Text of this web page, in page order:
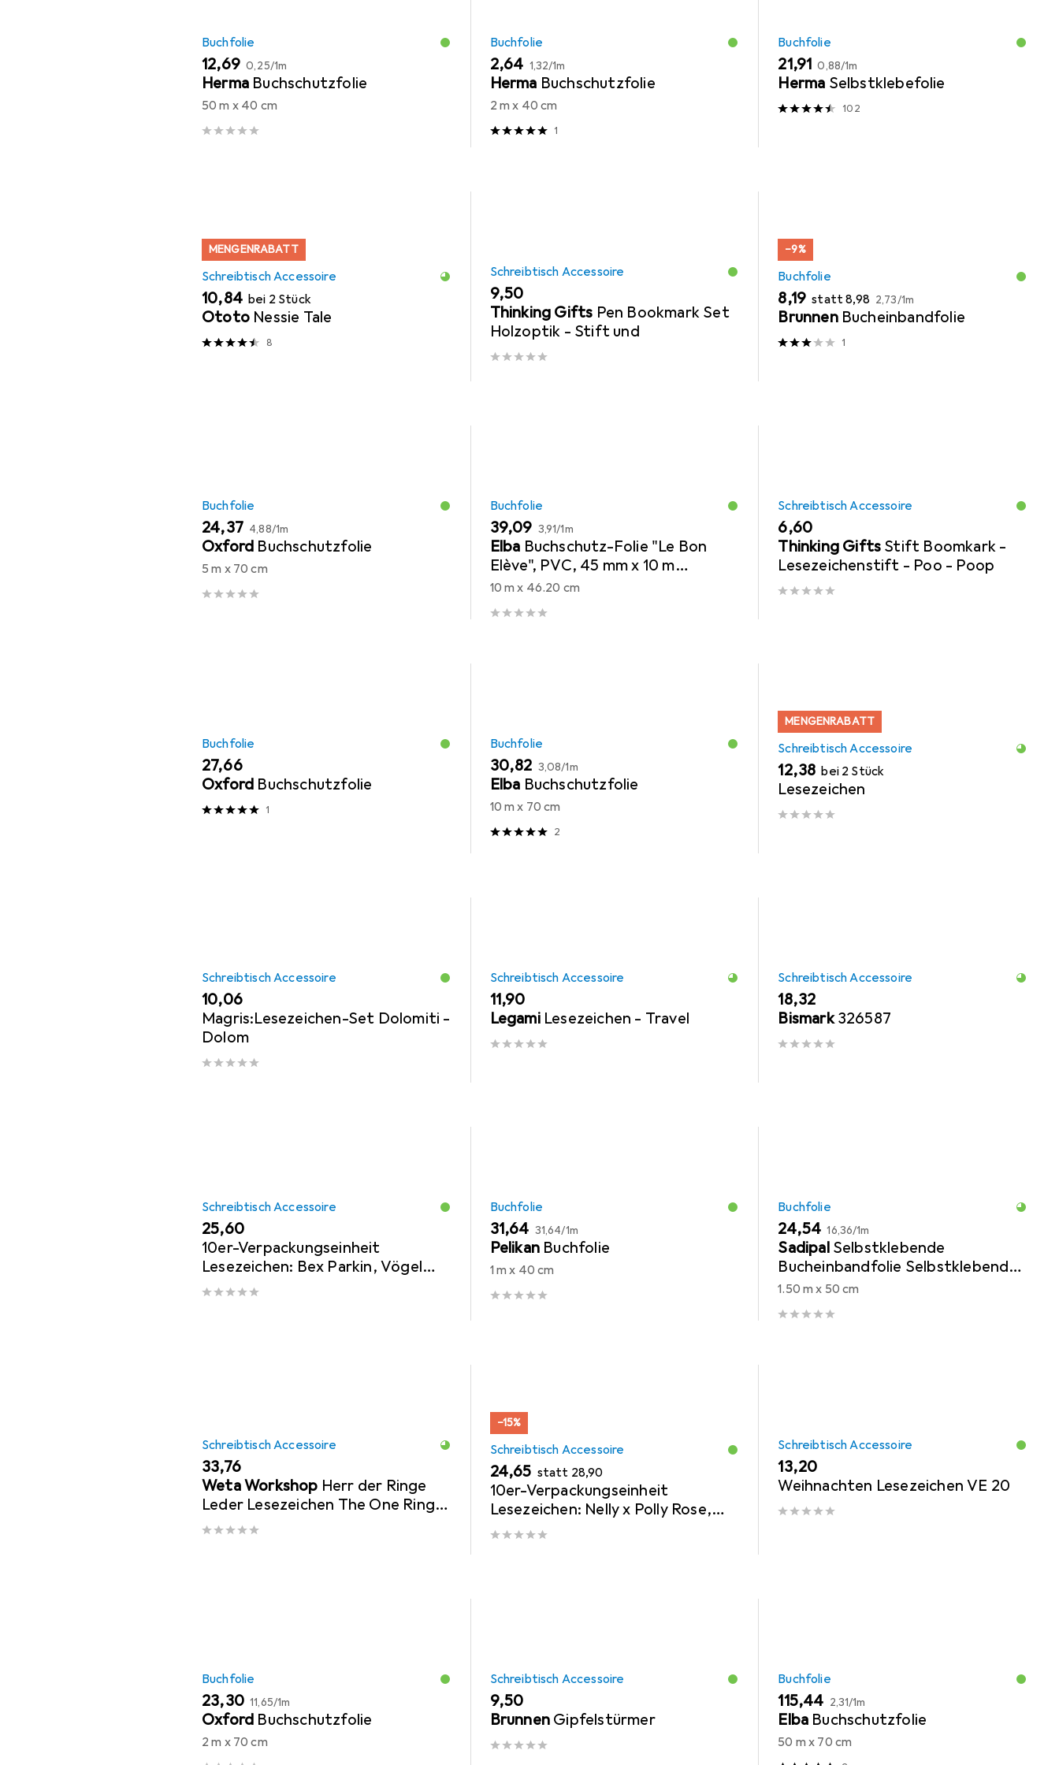
Buchfolie
EUR
12,69 EUR
0,25/1m
Herma Buchschutzfolie
50 m x 40 cm
Buchfolie
EUR
2,64 EUR
1,32/1m
Herma Buchschutzfolie
2 m x 40 cm
1
Buchfolie
EUR
21,91 EUR
0,88/1m
Herma Selbstklebefolie
102
MENGENRABATT
Schreibtisch Accessoire
EUR
10,84 bei 2 Stück
Ototo Nessie Tale
8
Schreibtisch Accessoire
EUR
9,50
Thinking Gifts Pen Bookmark Set
Holzoptik - Stift und
−9%
Buchfolie
EUR
8,19 stattEUR
8,98 EUR
2,73/1m
Brunnen Bucheinbandfolie
1
Buchfolie
EUR
24,37 EUR
4,88/1m
Oxford Buchschutzfolie
5 m x 70 cm
Buchfolie
EUR
39,09 EUR
3,91/1m
Elba Buchschutz-Folie "Le Bon
Elève", PVC, 45 mm x 10 m
transparent, zum Schutz von
Büchern
10 m x 46.20 cm
Schreibtisch Accessoire
EUR
6,60
Thinking Gifts Stift Boomkark -
Lesezeichenstift - Poo - Poop
Buchfolie
EUR
27,66
Oxford Buchschutzfolie
1
Buchfolie
EUR
30,82 EUR
3,08/1m
Elba Buchschutzfolie
10 m x 70 cm
2
MENGENRABATT
Schreibtisch Accessoire
EUR
12,38 bei 2 Stück
Lesezeichen
Schreibtisch Accessoire
EUR
10,06
Magris:Lesezeichen-Set Dolomiti -
Dolom
Schreibtisch Accessoire
EUR
11,90
Legami Lesezeichen - Travel
Schreibtisch Accessoire
EUR
18,32
Bismark 326587
Schreibtisch Accessoire
EUR
25,60
10er-Verpackungseinheit
Lesezeichen: Bex Parkin, Vögel
und Blumen
Buchfolie
EUR
31,64 EUR
31,64/1m
Pelikan Buchfolie
1 m x 40 cm
Buchfolie
EUR
24,54 EUR
16,36/1m
Sadipal Selbstklebende
Bucheinbandfolie Selbstklebend
0,5 x 1,5 m Durchsichtig 25 Stück
1.50 m x 50 cm
Schreibtisch Accessoire
EUR
33,76
Weta Workshop Herr der Ringe
Leder Lesezeichen The One Ring
Inscription
−15%
Schreibtisch Accessoire
EUR
24,65 statt EUR
28,90
10er-Verpackungseinheit
Lesezeichen: Nelly x Polly Rose,
Lassen sie mich nicht so zurück
Schreibtisch Accessoire
EUR
13,20
Weihnachten Lesezeichen VE 20
Buchfolie
EUR
23,30 EUR
11,65/1m
Oxford Buchschutzfolie
2 m x 70 cm
Schreibtisch Accessoire
EUR
9,50
Brunnen Gipfelstürmer
Buchfolie
EUR
115,44 EUR
2,31/1m
Elba Buchschutzfolie
50 m x 70 cm